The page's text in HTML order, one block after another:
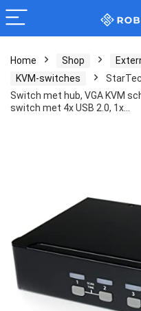
Home Shop
KVM-switches
Switch met hub, VGA KVM
switch met 4x USB 2.0, 1x…